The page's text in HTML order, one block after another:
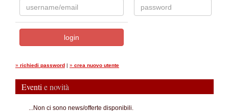
» richiedi password | » crea nuovo utente
Eventi e novità
...Non ci sono news/offerte disponibili.